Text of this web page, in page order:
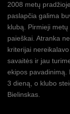
2008 metų
paslapčia galima
klubą. Pirmieji
paieškai. Atranka
kriterijai
savaitės ir jau
ekipos pavadinimą.
3 dieną, o klubo
Bielinskas.